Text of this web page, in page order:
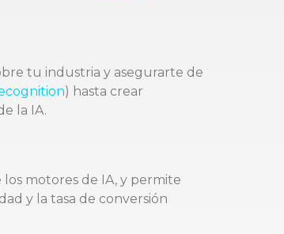
tu industria y asegurarte de
) hasta crear
la IA.
motores de IA, y permite
y la tasa de conversión